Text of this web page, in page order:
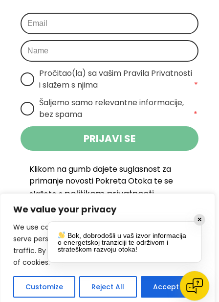
We value your privacy
We use cookies to enhance your browsing experience,
serve personalized ads or content, and analyze our
traffic. By clicking "Accept All", you consent to our use
of cookies.
Customize Reject All Accept All
Pročitao(la) sa vašim Pravila Privatnosti
i slažem s njima
*
Šaljemo samo relevantne informacije,
bez spama
*
PRIJAVI SE
Klikom na gumb dajete suglasnost za
primanje novosti Pokreta Otoka te se
slažete s politikom privatnosti.
DRUŠTVENE MREŽE
Impressum Politike privatnosti
✕
Bok, dobrodošli u vaš izvor informacija
o energetskoj tranziciji te održivom i
strateškom razvoju otoka!